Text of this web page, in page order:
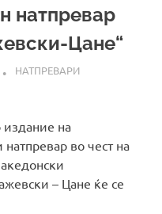
натпревар
Цане“
НАТПРЕВАРИ
издание на
во чест на
– Цане ќе се